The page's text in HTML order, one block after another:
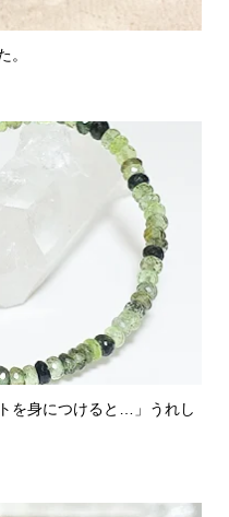
。
を身につけると…」うれし